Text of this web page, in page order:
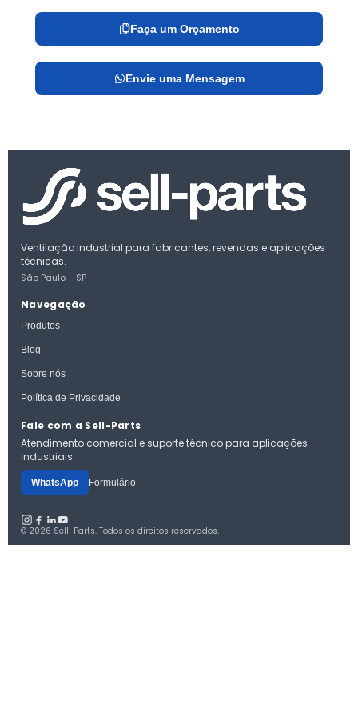
Faça um Orçamento
Envie uma Mensagem
Ventilação industrial para fabricantes, revendas e aplicações
técnicas.
São Paulo – SP
Navegação
Produtos
Blog
Sobre nós
Política de Privacidade
Fale com a Sell-Parts
Atendimento comercial e suporte técnico para aplicações
industriais.
WhatsApp Formulário
© 2026 Sell-Parts. Todos os direitos reservados.